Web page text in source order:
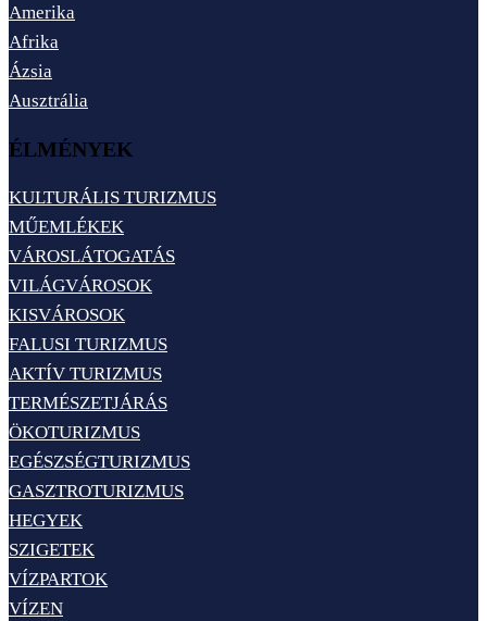
Amerika
Afrika
Ázsia
Ausztrália
ÉLMÉNYEK
KULTURÁLIS TURIZMUS
MŰEMLÉKEK
VÁROSLÁTOGATÁS
VILÁGVÁROSOK
KISVÁROSOK
FALUSI TURIZMUS
AKTÍV TURIZMUS
TERMÉSZETJÁRÁS
ÖKOTURIZMUS
EGÉSZSÉGTURIZMUS
GASZTROTURIZMUS
HEGYEK
SZIGETEK
VÍZPARTOK
VÍZEN